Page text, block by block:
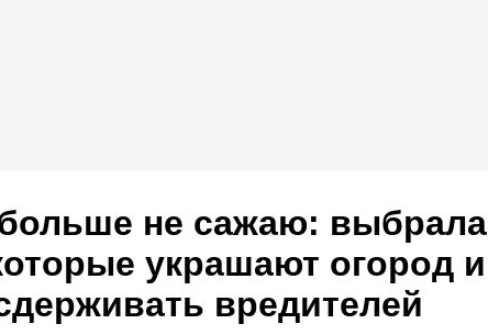
не сажаю: выбрала
украшают огород и
вредителей